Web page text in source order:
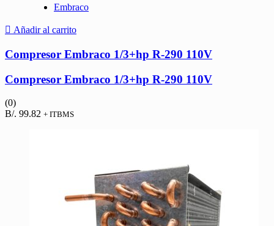
Embraco
Añadir al carrito
Compresor Embraco 1/3+hp R-290 110V
Compresor Embraco 1/3+hp R-290 110V
(0)
B/. 99.82 + ITBMS